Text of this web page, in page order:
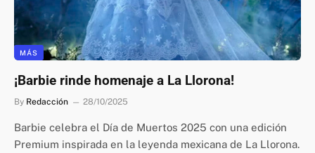
MÁS
¡Barbie rinde homenaje a La Llorona!
By Redacción 28/10/2025
Barbie celebra el Día de Muertos 2025 con una edición
Premium inspirada en la leyenda mexicana de La Llorona.